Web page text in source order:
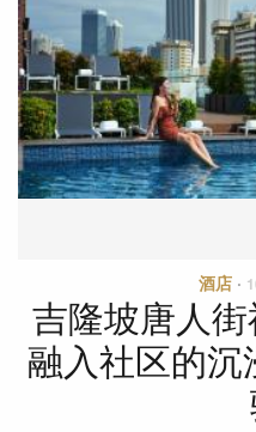
酒店 ·
吉隆坡唐人
融入社区的沉